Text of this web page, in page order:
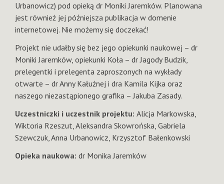
Urbanowicz) pod opieką dr Moniki Jaremków. Planowana
jest również jej późniejsza publikacja w domenie
internetowej. Nie możemy się doczekać!
Projekt nie udałby się bez jego opiekunki naukowej – dr
Moniki Jaremków, opiekunki Koła – dr Jagody Budzik,
prelegentki i prelegenta zaproszonych na wykłady
otwarte – dr Anny Kałużnej i dra Kamila Kijka oraz
naszego niezastąpionego grafika – Jakuba Zasady.
Uczestniczki i uczestnik projektu: Alicja Markowska,
Wiktoria Rzeszut, Aleksandra Skowrońska, Gabriela
Szewczuk, Anna Urbanowicz, Krzysztof Bałenkowski
Opieka naukowa: dr Monika Jaremków